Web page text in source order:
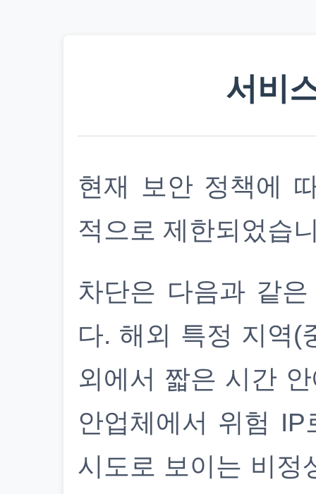
서비
현재 보안 정책에
적으로 제한되었습
차단은 다음과 같
다. 해외 특정 지역(
외에서 짧은 시간
안업체에서 위험
시도로 보이는 비정